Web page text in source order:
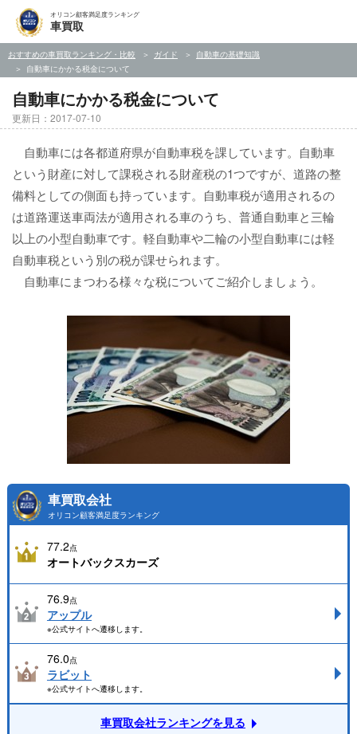
オリコン顧客満足度ランキング
車買取
おすすめの車買取ランキング・比較 ガイド
自動車の基礎知識
自動車にかかる税金について
自動車にかかる税金について
更新日：2017-07-10
自動車には各都道府県が自動車税を課しています。自動車
という財産に対して課税される財産税の1つですが、道路の整
備料としての側面も持っています。自動車税が適用されるの
は道路運送車両法が適用される車のうち、普通自動車と三輪
以上の小型自動車です。軽自動車や二輪の小型自動車には軽
自動車税という別の税が課せられます。
自動車にまつわる様々な税についてご紹介しましょう。
車買取会社
オリコン顧客満足度ランキング
77.2点
オートバックスカーズ
76.9点
アップル
※公式サイトへ遷移します。
76.0点
ラビット
※公式サイトへ遷移します。
車買取会社ランキングを見る